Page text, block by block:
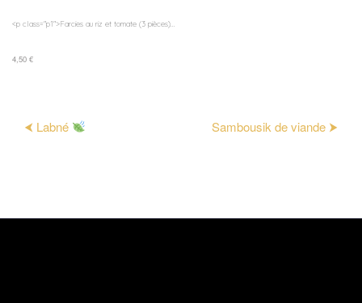
<p class="p1">Farcies au riz et tomate (3 pièces)...
4,50 €
⮜ Labné Sambousik de viande ⮞